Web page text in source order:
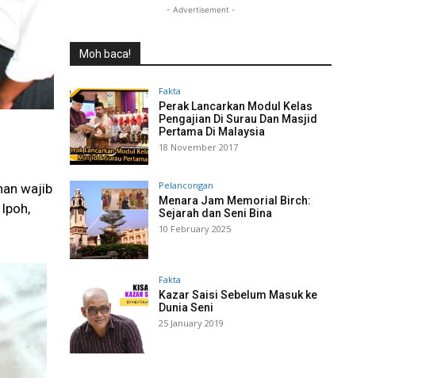
wajib
- Advertisement -
Moh baca!
Fakta
Perak Lancarkan Modul Kelas
Pengajian Di Surau Dan Masjid
Pertama Di Malaysia
18 November 2017
Pelancongan
Menara Jam Memorial Birch:
Sejarah dan Seni Bina
10 February 2025
Fakta
Kazar Saisi Sebelum Masuk ke
Dunia Seni
25 January 2019